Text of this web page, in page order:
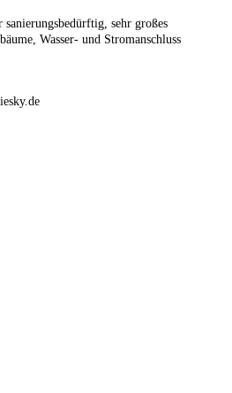
sanierungsbedürftig, sehr großes
Wasser- und Stromanschluss